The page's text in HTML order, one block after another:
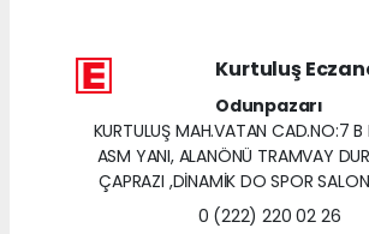
Kurtuluş
Odunpazarı
KURTULUŞ MAH.VATAN CAD.NO:7 B
ASM YANI, ALANÖNÜ TRAMVAY
ÇAPRAZI ,DİNAMİK DO SPOR
0 (222) 220 02 26